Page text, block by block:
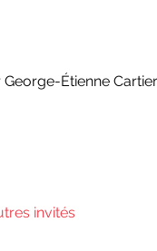
Étienne
invités